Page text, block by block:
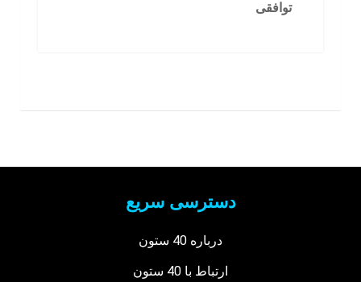
توافقی
دسترسی سریع
درباره 40 ستون
ارتباط با 40 ستون